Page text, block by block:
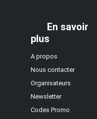
En savoir
plus
A propos
Nous contacter
Organisateurs
Newsletter
Codes Promo